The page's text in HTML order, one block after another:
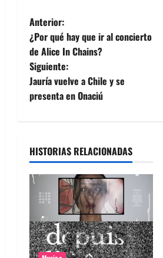
N
a
v
e
a
c
ó
n
Anterior:
¿Por qué hay que ir al concierto
de Alice In Chains?
Siguiente:
Jauría vuelve a Chile y se
presenta en Onaciú
HISTORIAS RELACIONADAS